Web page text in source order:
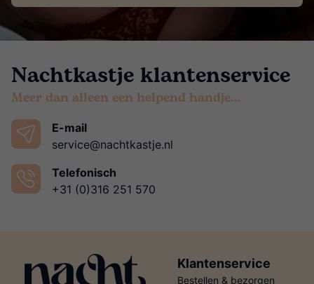
Nachtkastje klantenservice
Meer dan alleen een helpend handje…
E-mail
service@nachtkastje.nl
Telefonisch
+31 (0)316 251 570
Klantenservice
Bestellen & bezorgen